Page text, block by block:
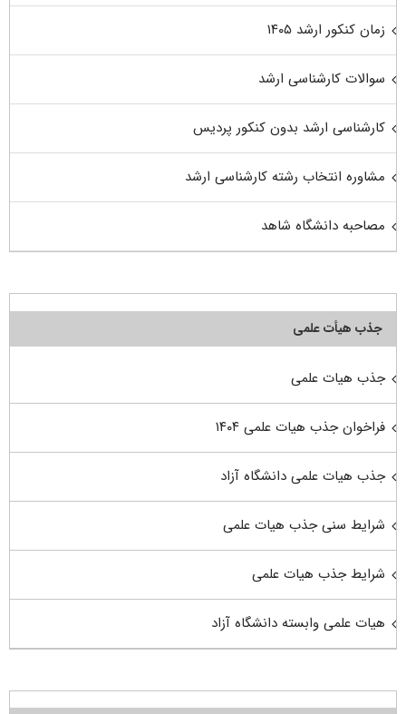
زمان کنکور ارشد ۱۴۰۵
سوالات کارشناسی ارشد
کارشناسی ارشد بدون کنکور پردیس
مشاوره انتخاب رشته کارشناسی ارشد
مصاحبه دانشگاه شاهد
جذب هیأت علمی
جذب هیات علمی
فراخوان جذب هیات علمی ۱۴۰۴
جذب هیات علمی دانشگاه آزاد
شرایط سنی جذب هیات علمی
شرایط جذب هیات علمی
هیات علمی وابسته دانشگاه آزاد